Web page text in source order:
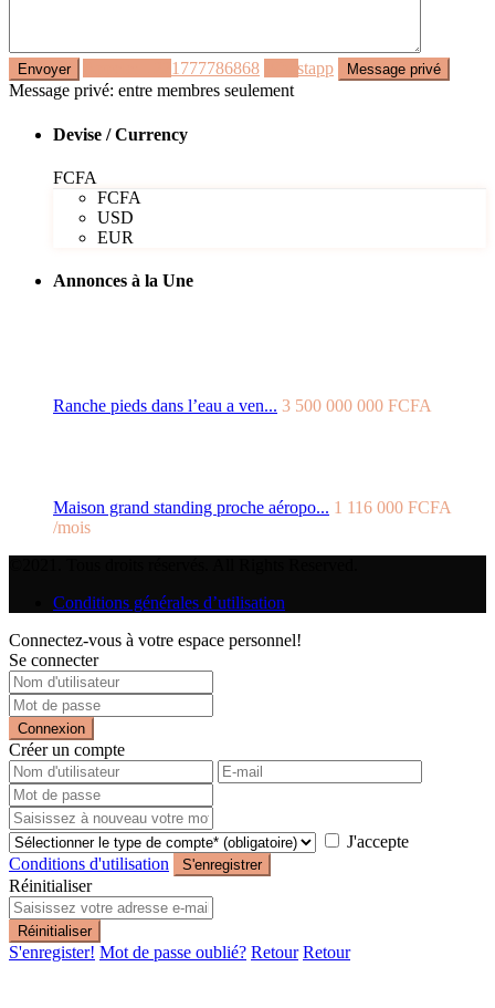
+221777786868
Whastapp
Message privé: entre membres seulement
Devise / Currency
FCFA
FCFA
USD
EUR
Annonces à la Une
Ranche pieds dans l’eau a ven... 3 500 000 000 FCFA
Maison grand standing proche aéropo... 1 116 000 FCFA
/mois
Conditions générales d’utilisation
Connectez-vous à votre espace personnel!
Se connecter
Connexion
Créer un compte
J'accepte
Conditions d'utilisation
S'enregistrer
Réinitialiser
Réinitialiser
S'enregister! Mot de passe oublié? Retour Retour